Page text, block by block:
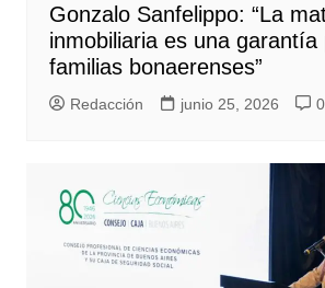
Gonzalo Sanfelippo: “La
inmobiliaria es una garantía
familias bonaerenses”
Redacción junio 25, 2026 0